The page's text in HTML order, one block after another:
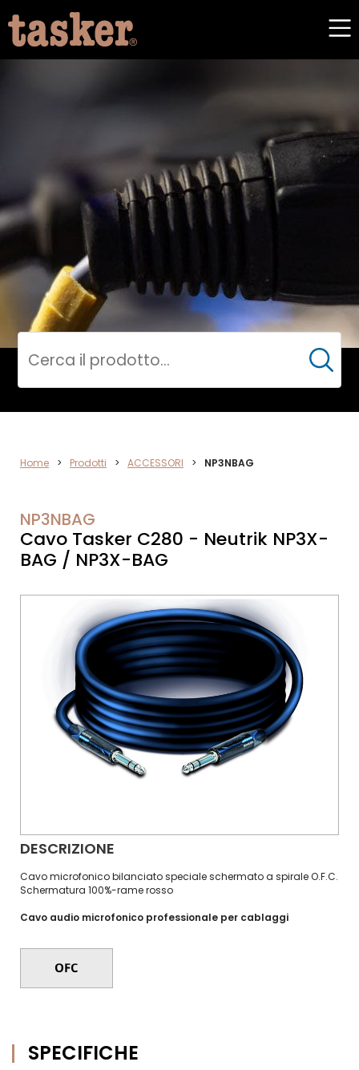
ACCESSORI
Cerca
Home > Prodotti > ACCESSORI > NP3NBAG
NP3NBAG
Cavo Tasker C280 - Neutrik NP3X-
BAG / NP3X-BAG
DESCRIZIONE
Cavo microfonico bilanciato speciale schermato a spirale O.F.C.
Schermatura 100%-rame rosso
Cavo audio microfonico professionale per cablaggi
SPECIFICHE